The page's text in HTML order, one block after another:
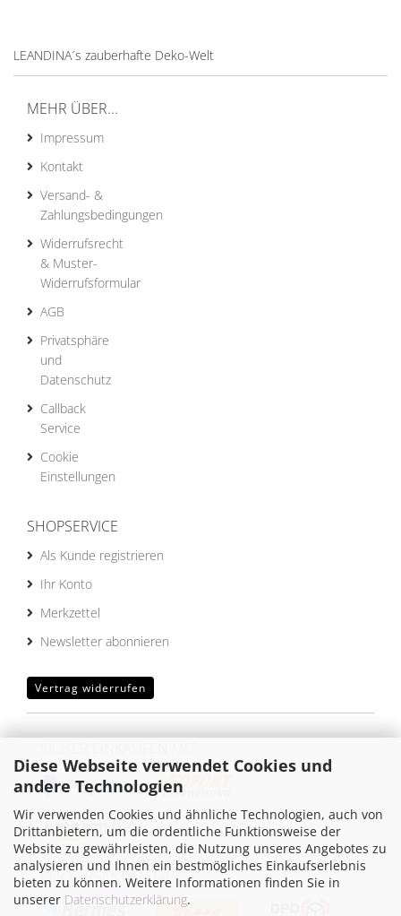
Diese Webseite verwendet Cookies und
andere Technologien
Wir verwenden Cookies und ähnliche Technologien, auch von
Drittanbietern, um die ordentliche Funktionsweise der
Website zu gewährleisten, die Nutzung unseres Angebotes zu
analysieren und Ihnen ein bestmögliches Einkaufserlebnis
bieten zu können. Weitere Informationen finden Sie in
unserer Datenschutzerklärung.
LEANDINA´s zauberhafte Deko-Welt
MEHR ÜBER...
Impressum
Kontakt
Versand- &
Zahlungsbedingungen
Widerrufsrecht
& Muster-
Widerrufsformular
AGB
Privatsphäre
und
Datenschutz
Callback
Service
Cookie
Einstellungen
SHOPSERVICE
Als Kunde registrieren
Ihr Konto
Merkzettel
Newsletter abonnieren
Vertrag widerrufen
WIR VERSENDEN MIT